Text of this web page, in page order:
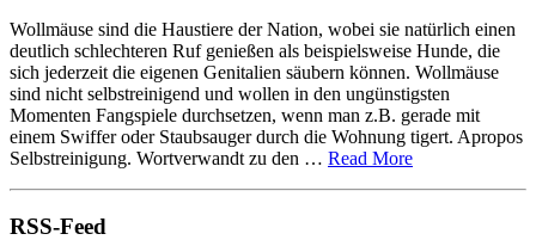
Wollmäuse sind die Haustiere der Nation, wobei sie natürlich einen
deutlich schlechteren Ruf genießen als beispielsweise Hunde, die
sich jederzeit die eigenen Genitalien säubern können. Wollmäuse
sind nicht selbstreinigend und wollen in den ungünstigsten
Momenten Fangspiele durchsetzen, wenn man z.B. gerade mit
einem Swiffer oder Staubsauger durch die Wohnung tigert. Apropos
Selbstreinigung. Wortverwandt zu den … Read More
RSS-Feed